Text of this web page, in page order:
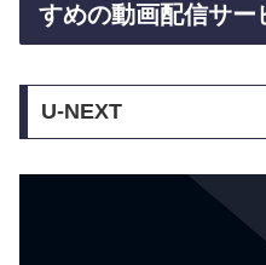
すめの動画配信サー
U-NEXT